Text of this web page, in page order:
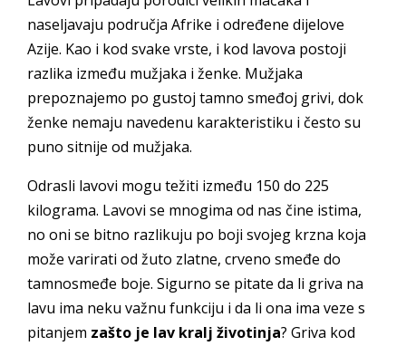
naseljavaju područja Afrike i određene dijelove
Azije. Kao i kod svake vrste, i kod lavova postoji
razlika između mužjaka i ženke. Mužjaka
prepoznajemo po gustoj tamno smeđoj grivi, dok
ženke nemaju navedenu karakteristiku i često su
puno sitnije od mužjaka.
Odrasli lavovi mogu težiti između 150 do 225
kilograma. Lavovi se mnogima od nas čine istima,
no oni se bitno razlikuju po boji svojeg krzna koja
može varirati od žuto zlatne, crveno smeđe do
tamnosmeđe boje. Sigurno se pitate da li griva na
lavu ima neku važnu funkciju i da li ona ima veze s
pitanjem zašto je lav kralj životinja? Griva kod